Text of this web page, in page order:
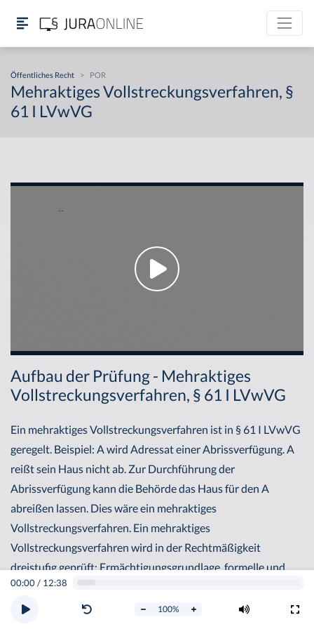
Öffentliches Recht > POR
Mehraktiges Vollstreckungsverfahren, §
61 I LVwVG
00:00/ 12:38
100%
Aufbau der Prüfung - Mehraktiges
Vollstreckungsverfahren, § 61 I LVwVG
Ein mehraktiges Vollstreckungsverfahren ist in § 61 I LVwVG
geregelt. Beispiel: A wird Adressat einer Abrissverfügung. A
reißt sein Haus nicht ab. Zur Durchführung der
Abrissverfügung kann die Behörde das Haus für den A
abreißen lassen. Dies wäre ein mehraktiges
Vollstreckungsverfahren. Ein mehraktiges
Vollstreckungsverfahren wird in der Rechtmäßigkeit
dreistufig geprüft: Ermächtigungsgrundlage, formelle und
materielle Rechtmäßigkeit.